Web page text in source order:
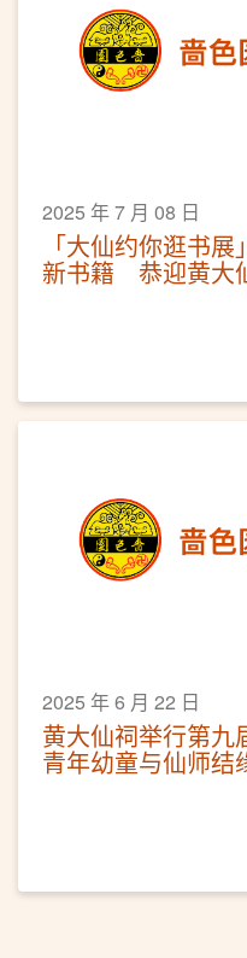
2025 年 7 月 08 日
「大仙约你逛书
新书籍 恭迎黄大
2025 年 6 月 22 日
黄大仙祠举行第九
青年幼童与仙师结